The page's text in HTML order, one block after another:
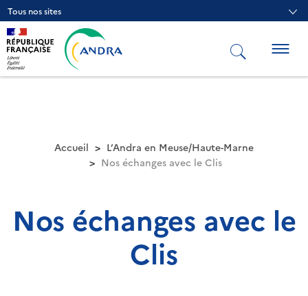
Aller
au
contenu
principal
Tous nos sites
Accueil
L’Andra en Meuse/Haute-Marne
Nos échanges avec le Clis
Nos échanges avec le
Clis